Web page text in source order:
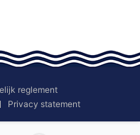
reglement
Privacy statement